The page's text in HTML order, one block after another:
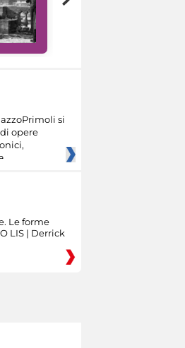
si
opere
Le forme
LIS | Derrick